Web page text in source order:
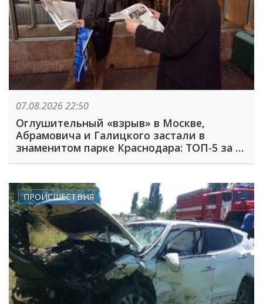
07.08.2026 22:50
Оглушительный «взрыв» в Москве,
Абрамовича и Галицкого застали в
знаменитом парке Краснодара: ТОП-5 за 7
ПРОИСШЕСТВИЯ